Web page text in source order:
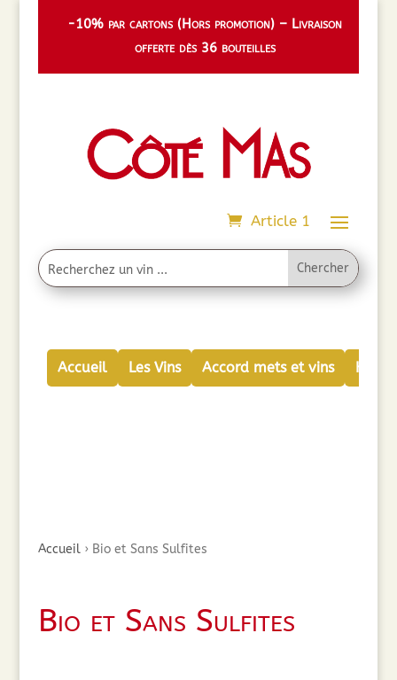
-10% par cartons (Hors promotion) – Livraison
offerte dès 36 bouteilles
Article 1
Accueil Les Vins Accord mets et vins
Accueil› Bio et Sans Sulfites
Bio et Sans Sulfites